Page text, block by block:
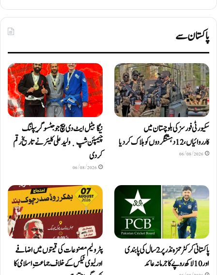
پاکستان سے
سکیورٹی فورسز کی بلوچستان میں
کارروائیاں، 12 دہشتگردوں کو ہلاک کردیا
06/08/2026
نیگا بیٹل ایٹ دی بیچ جوجٹسو گریپلنگ
چیمپئن شپ ٜ ولید علی کلیئر نے تاریخ رقم
کر دی
06/08/2026
پاکستانی کرکٹر حمزہ نذر پر 2 سال کی پابندی
اور 10 لاکھ روپےکا جرمانہ عائد
پٹرولیم مصنوعات کی قیمتوں میں اضافے
اور لیوی ٹیکس کے خلاف جماعتِ اسلامی کا